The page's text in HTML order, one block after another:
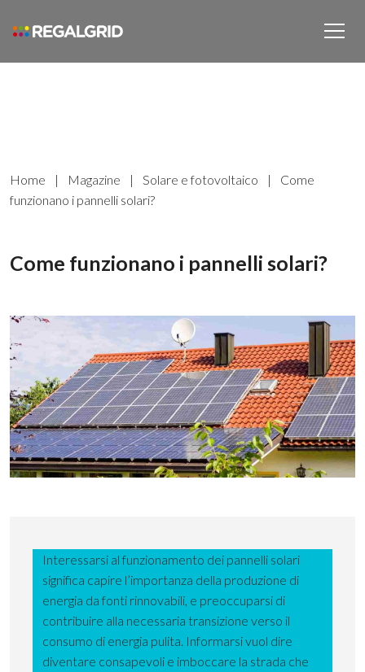
Home | Magazine | Solare e fotovoltaico |
Come
funzionano i pannelli solari?
Come funzionano i pannelli solari?
Interessarsi al funzionamento dei pannelli solari
significa capire l’importanza della produzione di
energia da fonti rinnovabili, e preoccuparsi di
contribuire alla necessaria transizione verso il
consumo di energia pulita. Informarsi vuol dire
diventare consapevoli e imboccare la strada che